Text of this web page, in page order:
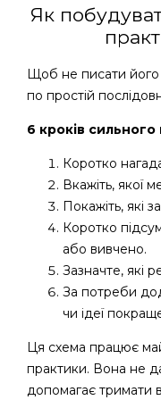
Як
Щоб не писати його
по простій
6 кроків
Коротко
Вкажіть, якої
Покажіть, які
Коротко
або вивчено.
Зазначте, які
За потреби
чи ідеї
Ця схема працює
практики. Вона не
допомагає тримати